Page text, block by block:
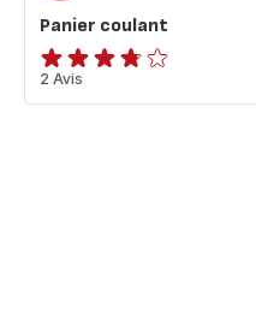
Panier coulant
ratings.3.7
2 Avis